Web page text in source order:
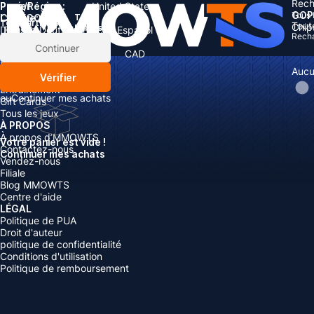
Tous
Pays/Région :
United States
Langue:
English Deutsch FrançaisEspañol
EUR
CAD
AUD
Panier
Total articles
Total:
Rabais: -
Continuer
Vérifier
ouContinuer mes achats
Votre panier est vide !
Continuer mes achats
CATÉGORIES
Devise
Boosting
Recharger
Comptes
Entraînement
Gift Cards
Tous les jeux
À PROPOS
À propos d’MMOWTS
Contactez-nous
Vendez-nous
Filiale
Blog MMOWTS
Centre d'aide
LÉGAL
Politique de PUA
Droit d'auteur
politique de confidentialité
Conditions d'utilisation
Politique de remboursement